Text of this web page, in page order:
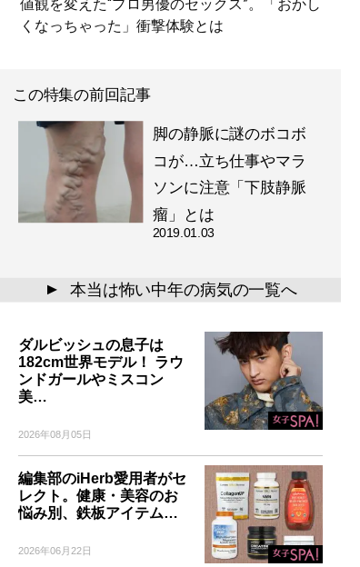
値観を変えた“プロ男優のセックス”。「おかし
くなっちゃった」衝撃体験とは
この特集の前回記事
脚の静脈に謎のボコボ
コが…立ち仕事やマラ
ソンに注意「下肢静脈
瘤」とは
2019.01.03
▲ 本当は怖い中年の病気の一覧へ
ダルビッシュの息子は
182cm世界モデル！ ラウ
ンドガールやミスコン
美…
2026年08月05日
編集部のiHerb愛用者がセ
レクト。健康・美容のお
悩み別、鉄板アイテム…
2026年06月22日